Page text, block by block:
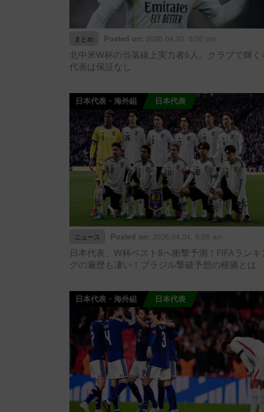
まとめ Posted on: 2026.04.30. 6:00 pm
北中米W杯の当落線上実力者6人。クラブで輝く
代表は保証なし
日本代表・海外組 日本代表
ニュース Posted on: 2026.04.04. 8:55 am
日本代表、W杯ベスト8へ衝撃予測！FIFAランキ
グの遍歴も凄い！ブラジル撃破予想の根拠とは
日本代表・海外組 日本代表